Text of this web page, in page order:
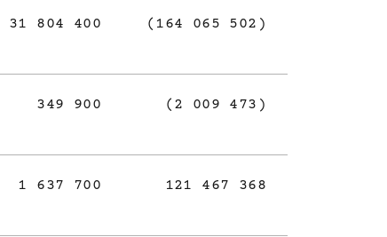
31 804 400 (164 065 502)
349 900 (2 009 473)
1 637 700 121 467 368